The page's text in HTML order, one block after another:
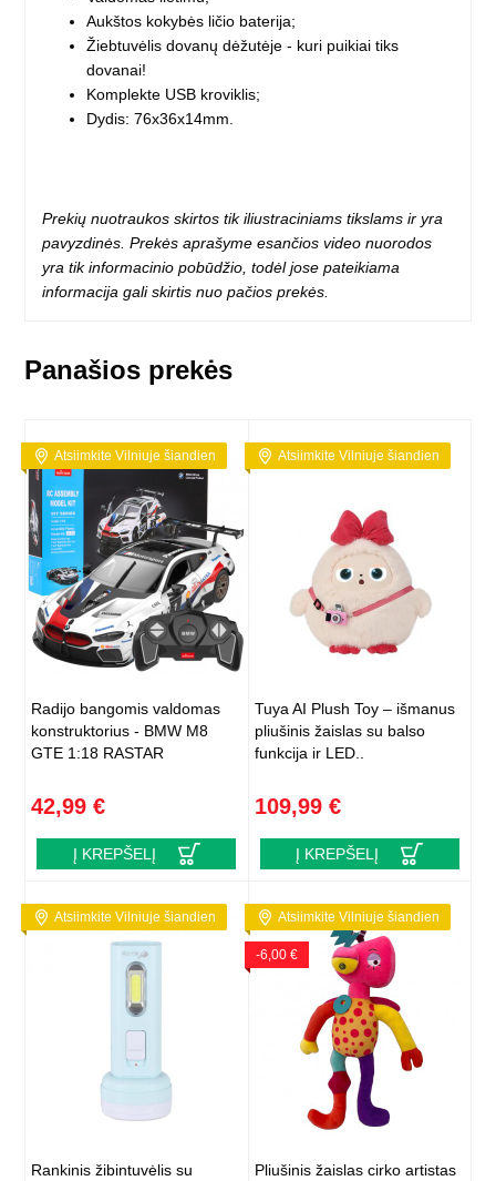
Aukštos kokybės ličio baterija;
Žiebtuvėlis dovanų dėžutėje - kuri puikiai tiks
dovanai!
Komplekte USB kroviklis;
Dydis: 76x36x14mm.
Prekių nuotraukos skirtos tik iliustraciniams tikslams ir yra
pavyzdinės. Prekės aprašyme esančios video nuorodos
yra tik informacinio pobūdžio, todėl jose pateikiama
informacija gali skirtis nuo pačios prekės.
Panašios prekės
Atsiimkite Vilniuje šiandien
Radijo bangomis valdomas
konstruktorius - BMW M8
GTE 1:18 RASTAR
42,99 €
Į KREPŠELĮ
Atsiimkite Vilniuje šiandien
Tuya AI Plush Toy – išmanus
pliušinis žaislas su balso
funkcija ir LED..
109,99 €
Į KREPŠELĮ
Atsiimkite Vilniuje šiandien
Rankinis žibintuvėlis su
Atsiimkite Vilniuje šiandien
-6,00 €
Pliušinis žaislas cirko artistas